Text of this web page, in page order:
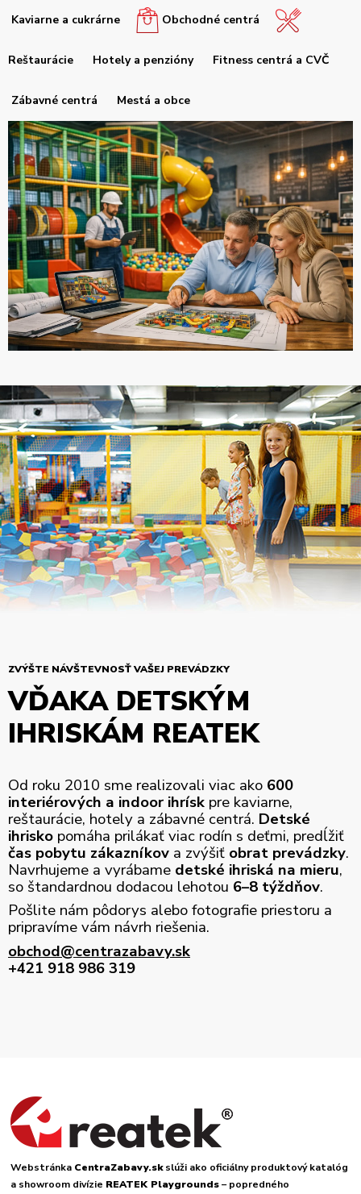
Kaviarne a cukrárne Obchodné centrá
Reštaurácie Hotely a penzióny Fitness centrá a CVČ
Zábavné centrá Mestá a obce
ZVÝŠTE NÁVŠTEVNOSŤ VAŠEJ PREVÁDZKY
VĎAKA DETSKÝM
IHRISKÁM REATEK
Od roku 2010 sme realizovali viac ako 600
interiérových a indoor ihrísk pre kaviarne,
reštaurácie, hotely a zábavné centrá. Detské
ihrisko pomáha prilákať viac rodín s deťmi, predĺžiť
čas pobytu zákazníkov a zvýšiť obrat prevádzky.
Navrhujeme a vyrábame detské ihriská na mieru,
so štandardnou dodacou lehotou 6–8 týždňov.
Pošlite nám pôdorys alebo fotografie priestoru a
pripravíme vám návrh riešenia.
obchod@centrazabavy.sk
+421 918 986 319
Webstránka CentraZabavy.skslúži ako oficiálny produktový katalóg
a showroom divízie REATEK Playgrounds– popredného